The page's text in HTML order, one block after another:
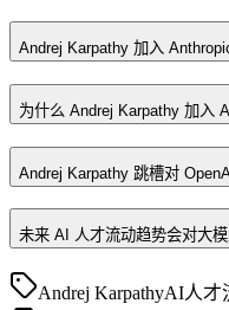
Andrej Karpathy 加入
为什么 Andrej Karpathy 加入
Andrej Karpathy 跳槽对
未来 AI 人才流动趋势会对大模
Andrej KarpathyAI人才